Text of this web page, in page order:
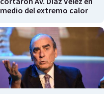
medio del extremo calor